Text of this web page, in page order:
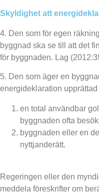
Skyldighet att
4. Den som för egen
byggnad ska se till att det
för byggnaden. Lag
5. Den som äger en
energideklaration
en total användbar
byggnaden ofta
byggnaden eller en
nyttjanderätt.
Regeringen eller den
meddela föreskrifter om